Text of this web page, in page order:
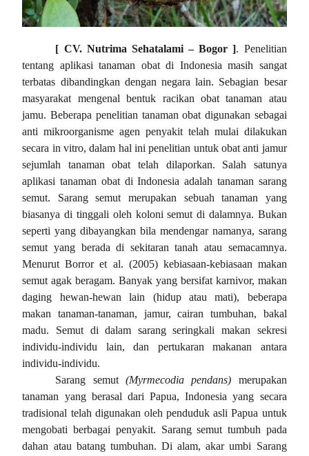
[ CV. Nutrima Sehatalami – Bogor ]. Penelitian
tentang aplikasi tanaman obat di Indonesia masih sangat
terbatas dibandingkan dengan negara lain. Sebagian besar
masyarakat mengenal bentuk racikan obat tanaman atau
jamu. Beberapa penelitian tanaman obat digunakan sebagai
anti mikroorganisme agen penyakit telah mulai dilakukan
secara in vitro, dalam hal ini penelitian untuk obat anti jamur
sejumlah tanaman obat telah dilaporkan. Salah satunya
aplikasi tanaman obat di Indonesia adalah tanaman sarang
semut. Sarang semut merupakan sebuah tanaman yang
biasanya di tinggali oleh koloni semut di dalamnya. Bukan
seperti yang dibayangkan bila mendengar namanya, sarang
semut yang berada di sekitaran tanah atau semacamnya.
Menurut Borror et al. (2005) kebiasaan-kebiasaan makan
semut agak beragam. Banyak yang bersifat karnivor, makan
daging hewan-hewan lain (hidup atau mati), beberapa
makan tanaman-tanaman, jamur, cairan tumbuhan, bakal
madu. Semut di dalam sarang seringkali makan sekresi
individu-individu lain, dan pertukaran makanan antara
individu-individu.
Sarang semut (Myrmecodia pendans) merupakan
tanaman yang berasal dari Papua, Indonesia yang secara
tradisional telah digunakan oleh penduduk asli Papua untuk
mengobati berbagai penyakit. Sarang semut tumbuh pada
dahan atau batang tumbuhan. Di alam, akar umbi Sarang